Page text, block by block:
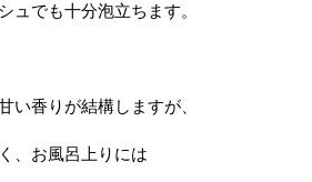
ュでも十分泡立ちます。
い香りが結構しますが、
、お風呂上りには